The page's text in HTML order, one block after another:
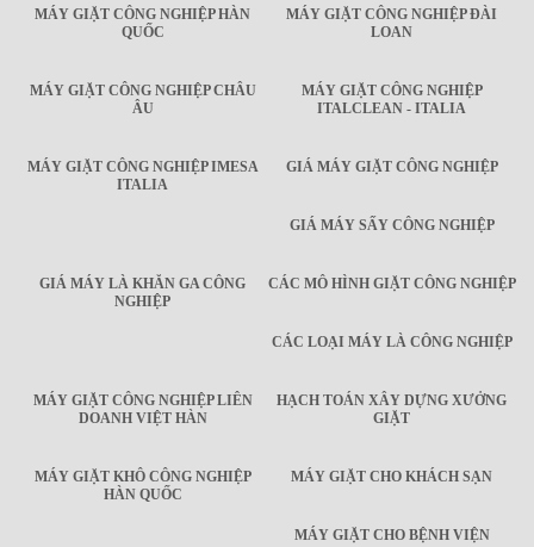
MÁY GIẶT CÔNG NGHIỆP HÀN
QUỐC
MÁY GIẶT CÔNG NGHIỆP ĐÀI
LOAN
MÁY GIẶT CÔNG NGHIỆP CHÂU
ÂU
MÁY GIẶT CÔNG NGHIỆP
ITALCLEAN - ITALIA
MÁY GIẶT CÔNG NGHIỆP IMESA
ITALIA
GIÁ MÁY GIẶT CÔNG NGHIỆP
GIÁ MÁY SẤY CÔNG NGHIỆP
GIÁ MÁY LÀ KHĂN GA CÔNG
NGHIỆP
CÁC MÔ HÌNH GIẶT CÔNG NGHIỆP
CÁC LOẠI MÁY LÀ CÔNG NGHIỆP
MÁY GIẶT CÔNG NGHIỆP LIÊN
DOANH VIỆT HÀN
HẠCH TOÁN XÂY DỰNG XƯỞNG
GIẶT
MÁY GIẶT KHÔ CÔNG NGHIỆP
HÀN QUỐC
MÁY GIẶT CHO KHÁCH SẠN
MÁY GIẶT CHO BỆNH VIỆN